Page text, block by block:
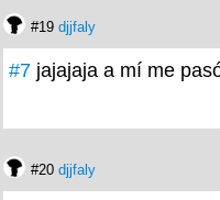
#19 djjfaly
#7 jajajaja a mí me
#20 djjfaly